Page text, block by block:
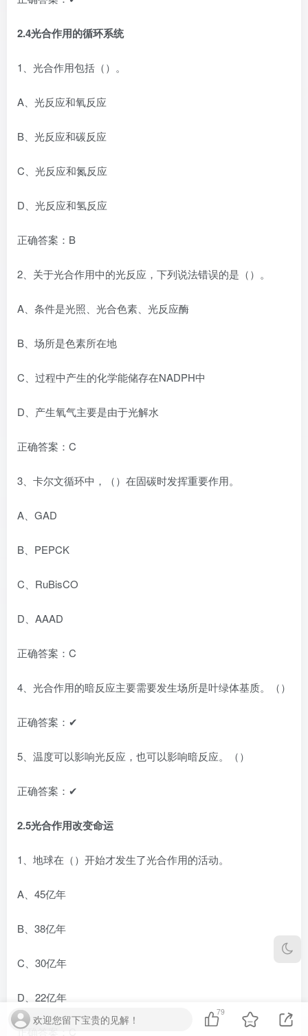
2.4光合作用的循环系统
1、光合作用包括（）。
A、光反应和氧反应
B、光反应和碳反应
C、光反应和氮反应
D、光反应和氢反应
正确答案：B
2、关于光合作用中的光反应，下列说法错误的是（）。
A、条件是光照、光合色素、光反应酶
B、场所是色素所在地
C、过程中产生的化学能储存在NADPH中
D、产生氧气主要是由于光解水
正确答案：C
3、卡尔文循环中，（）在固碳时发挥重要作用。
A、GAD
B、PEPCK
C、RuBisCO
D、AAAD
正确答案：C
4、光合作用的暗反应主要需要发生场所是叶绿体基质。（）
正确答案：✔
5、温度可以影响光反应，也可以影响暗反应。（）
正确答案：✔
2.5光合作用改变命运
1、地球在（）开始才发生了光合作用的活动。
A、45亿年
B、38亿年
C、30亿年
D、22亿年
正确答案：C
欢迎您留下宝贵的见解！
79